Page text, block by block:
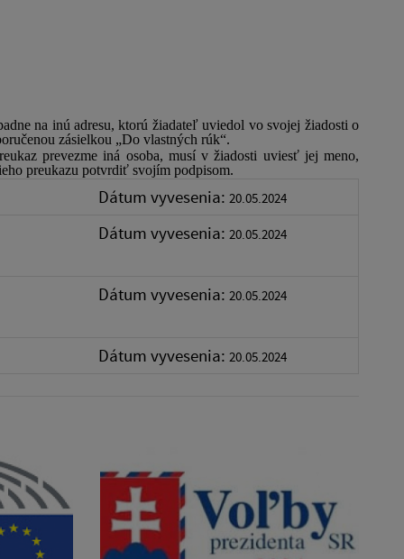
na inú adresu, ktorú žiadateľ uviedol vo svojej žiadosti o
zásielkou „Do vlastných rúk“.
prevezme iná osoba, musí v žiadosti uviesť jej meno,
preukazu potvrdiť svojím podpisom.
Dátum vyvesenia: 20.05.2024
Dátum vyvesenia: 20.05.2024
Dátum vyvesenia: 20.05.2024
Dátum vyvesenia: 20.05.2024